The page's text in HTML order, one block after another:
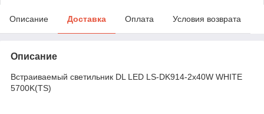
Описание Доставка Оплата Условия возврата
Описание
Встраиваемый светильник DL LED LS-DK914-2x40W WHITE
5700K(TS)